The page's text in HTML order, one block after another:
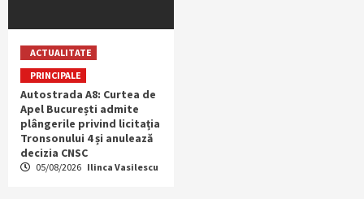
ACTUALITATE
PRINCIPALE
Autostrada A8: Curtea de
Apel București admite
plângerile privind licitația
Tronsonului 4 și anulează
decizia CNSC
05/08/2026 Ilinca Vasilescu